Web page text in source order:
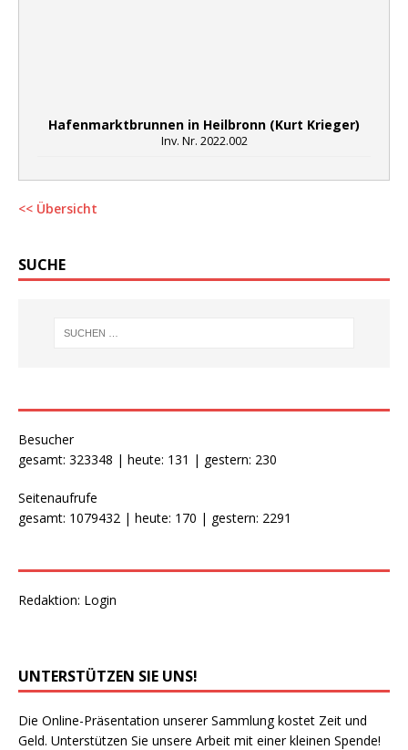
Hafenmarktbrunnen in Heilbronn (Kurt Krieger)
Inv. Nr. 2022.002
<< Übersicht
SUCHE
Besucher
gesamt: 323348 | heute: 131 | gestern: 230
Seitenaufrufe
gesamt: 1079432 | heute: 170 | gestern: 2291
Redaktion: Login
UNTERSTÜTZEN SIE UNS!
Die Online-Präsentation unserer Sammlung kostet Zeit und
Geld. Unterstützen Sie unsere Arbeit mit einer kleinen Spende!